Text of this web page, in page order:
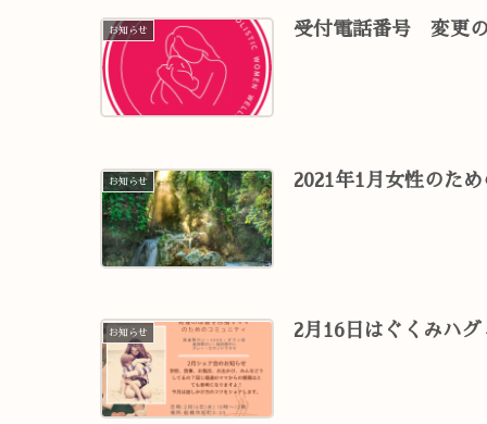
お知らせ 受付電話番号 変更
お知らせ 2021年1月女性のた
お知らせ 2月16日はぐくみハ